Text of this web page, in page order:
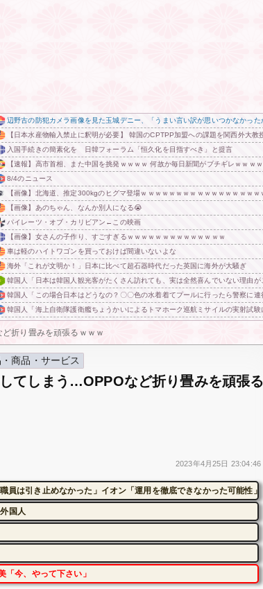
ｗｗ
ｗｗｗ
w w w w w w
） 他
跡中
懲役30年」の判決
辺野古の防犯カメラ画像を見た玉城デニー、「うまい言い訳が思いつかなかっ
【日本水産物輸入禁止に釈明が必要】 韓国のCPTPP加盟への課題を関西外大
入国手続きの簡素化を 日韓フォーラム「恒久化を目指すべき」と提言
【速報】高市首相、また中国を挑発ｗｗｗｗ 何故か毎日新聞がブチギレｗｗｗｗ
8/4のニュース
【画像】北海道、推定300kgのヒグマ登場ｗｗｗｗｗｗｗｗｗｗｗｗｗｗｗｗｗ
【画像】あのちゃん、なんか別人になる😭
パイレーツ・オブ・カリビアン←この映画
【画像】女さんの子作り、すごすぎるｗｗｗｗｗｗｗｗｗｗｗｗｗｗ
車は軽のハイトワゴンを買っておけば間違いないよな
海外「これが文明か！」日本に比べて超石器時代だった英国に海外が大騒ぎ
韓国人「日本は韓国人観光客がたくさん訪れても、実は全然喜んでいない理由
韓国人「この場合日本はどうなの？〇〇色の水着着てプールに行ったら警察に連
韓国人「海上自衛隊護衛艦ちょうかいによるトマホーク巡航ミサイルの実射試
折り畳みを頑張るｗｗｗ
商品・サービス
てしまう…OPPOなど折り畳みを頑張る
2023年4月25日 23:04:46
員は引き止めなかった」イオン「運用を徹底できなかった可能性」
国人
今、やって下さい」